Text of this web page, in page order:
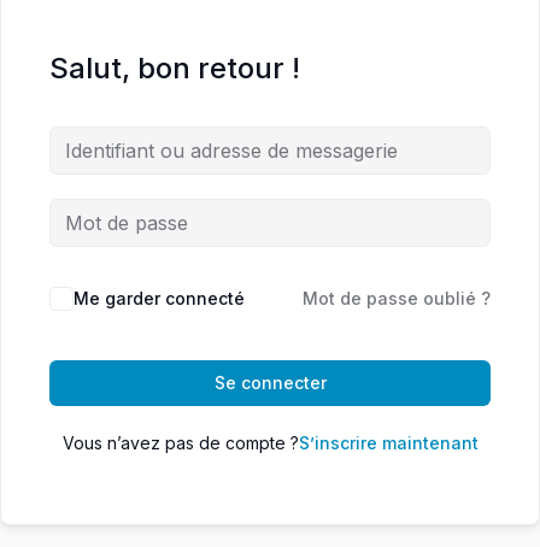
Salut, bon retour !
Me garder connecté Mot de passe oublié ?
Se connecter
Vous n’avez pas de compte ?S’inscrire maintenant